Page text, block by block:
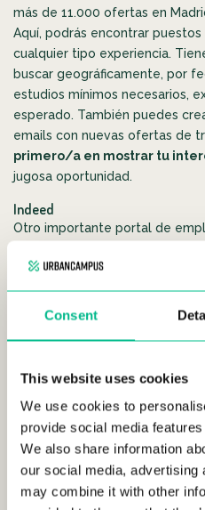
Consent
This website uses cookies
We use cookies to
provide social media
We also share information
our social media, advertising
may combine it with other
más de 11.000 ofertas en
Aquí, podrás encontrar
cualquier tipo experiencia.
buscar geográficamente, por
estudios mínimos necesarios,
esperado. También puedes
emails con nuevas ofertas de
primero/a en mostrar tu
jugosa oportunidad.
Indeed
Otro importante portal de
de empleo en otros portales
propia web. Esto te permitirá
eficiente con tus búsquedas
email sobre nuevos puestos
app móvil para Android e iOS.
propias ofertas de empleo en
constantemente.
Domestika
Si te dedicas al diseño o